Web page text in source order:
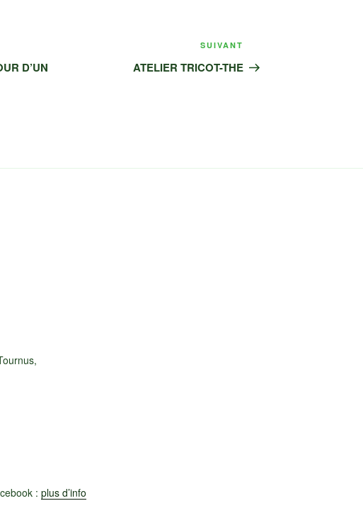
D’UN
suivant
SUIVANT
ATELIER TRICOT-THE
: plus d’info